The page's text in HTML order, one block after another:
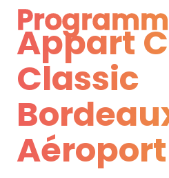
Appart
Classic
Aéroport